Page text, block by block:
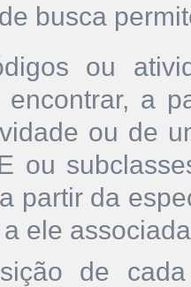
busca
ou
encontrar, a
ou de
ou
partir da
ele
de